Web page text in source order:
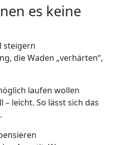
es keine
steigern
die Waden „verhärten“,
laufen wollen
– leicht. So lässt sich das